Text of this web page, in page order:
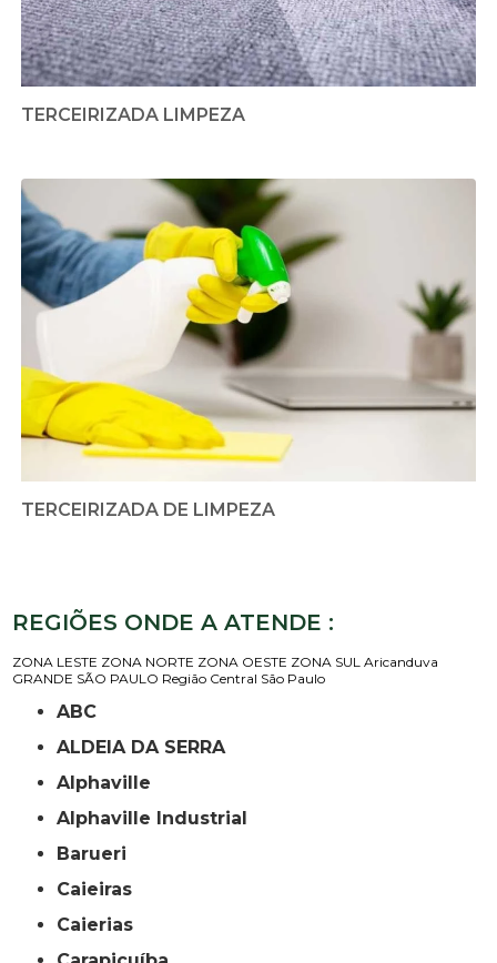
TERCEIRIZADA LIMPEZA
TERCEIRIZADA DE LIMPEZA
REGIÕES ONDE A ATENDE :
ZONA LESTE ZONA NORTE ZONA OESTE ZONA SUL Aricanduva
GRANDE SÃO PAULO Região Central São Paulo
ABC
ALDEIA DA SERRA
Alphaville
Alphaville Industrial
Barueri
Caieiras
Caierias